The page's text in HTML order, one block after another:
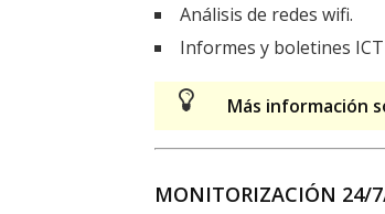
Análisis de redes wifi.
Informes y boletines
Más información
MONITORIZACIÓN 24/